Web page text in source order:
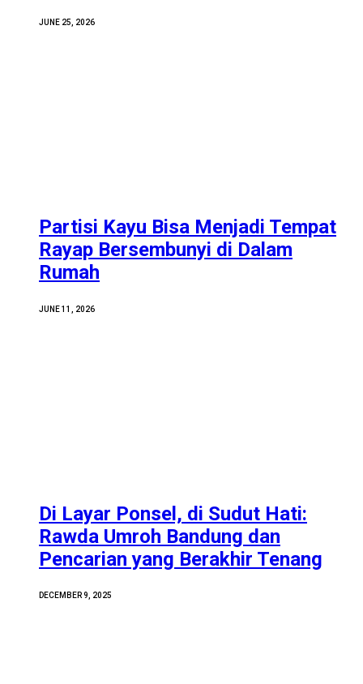
JUNE 25, 2026
Partisi Kayu Bisa Menjadi Tempat
Rayap Bersembunyi di Dalam
Rumah
JUNE 11, 2026
Di Layar Ponsel, di Sudut Hati:
Rawda Umroh Bandung dan
Pencarian yang Berakhir Tenang
DECEMBER 9, 2025